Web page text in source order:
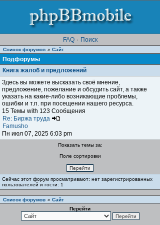
FAQ · Поиск
Список форумов » Сайт
Подфорумы
Книга жалоб и предложений
Здесь вы можете высказать своё мнение,
предложение, пожелание и обсудить сайт, а также
указать на какие-либо возникающие проблемы,
ошибки и т.п. при посещении нашего ресурса.
15 Темы with 123 Сообщения
Re: Биржа труда
Famusho
Пн июл 07, 2025 6:03 pm
Показать темы за:
Поле сортировки
Сейчас этот форум просматривают: нет зарегистрированных
пользователей и гости: 1
Список форумов » Сайт
Перейти